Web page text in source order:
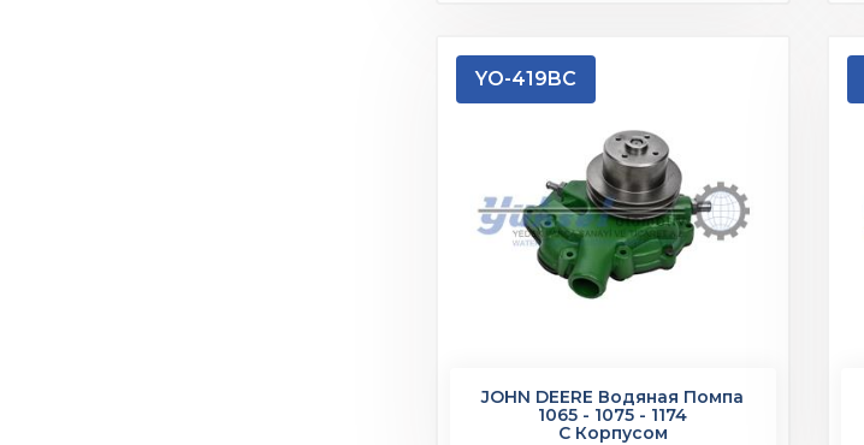
JOHN DEERE Водяная Помпа
1065 - 1075 - 1174
С Корпусом
YO-419BC